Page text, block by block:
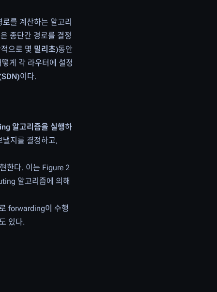
를 계산하는 알고리
종단간 경로를 결정
으로 몇 밀리초)동안
게 각 라우터에 설정
이다.
알고리즘을 실행하
지를 결정하고,
한다. 이는 Figure 2
알고리즘에 의해
forwarding이 수행
있다.